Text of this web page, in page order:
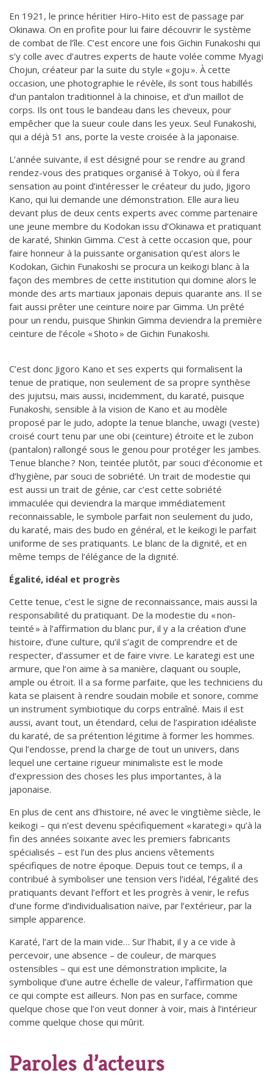
En 1921, le prince héritier Hiro-Hito est de passage par
Okinawa. On en profite pour lui faire découvrir le système
de combat de l’île. C’est encore une fois Gichin Funakoshi qui
s’y colle avec d’autres experts de haute volée comme Myagi
Chojun, créateur par la suite du style « goju ». À cette
occasion, une photographie le révèle, ils sont tous habillés
d’un pantalon traditionnel à la chinoise, et d’un maillot de
corps. Ils ont tous le bandeau dans les cheveux, pour
empêcher que la sueur coule dans les yeux. Seul Funakoshi,
qui a déjà 51 ans, porte la veste croisée à la japonaise.
L’année suivante, il est désigné pour se rendre au grand
rendez-vous des pratiques organisé à Tokyo, où il fera
sensation au point d’intéresser le créateur du judo, Jigoro
Kano, qui lui demande une démonstration. Elle aura lieu
devant plus de deux cents experts avec comme partenaire
une jeune membre du Kodokan issu d’Okinawa et pratiquant
de karaté, Shinkin Gimma. C’est à cette occasion que, pour
faire honneur à la puissante organisation qu’est alors le
Kodokan, Gichin Funakoshi se procura un keikogi blanc à la
façon des membres de cette institution qui domine alors le
monde des arts martiaux japonais depuis quarante ans. Il se
fait aussi prêter une ceinture noire par Gimma. Un prêté
pour un rendu, puisque Shinkin Gimma deviendra la première
ceinture de l’école « Shoto » de Gichin Funakoshi.
C’est donc Jigoro Kano et ses experts qui formalisent la
tenue de pratique, non seulement de sa propre synthèse
des jujutsu, mais aussi, incidemment, du karaté, puisque
Funakoshi, sensible à la vision de Kano et au modèle
proposé par le judo, adopte la tenue blanche, uwagi (veste)
croisé court tenu par une obi (ceinture) étroite et le zubon
(pantalon) rallongé sous le genou pour protéger les jambes.
Tenue blanche ? Non, teintée plutôt, par souci d’économie et
d’hygiène, par souci de sobriété. Un trait de modestie qui
est aussi un trait de génie, car c’est cette sobriété
immaculée qui deviendra la marque immédiatement
reconnaissable, le symbole parfait non seulement du judo,
du karaté, mais des budo en général, et le keikogi le parfait
uniforme de ses pratiquants. Le blanc de la dignité, et en
même temps de l’élégance de la dignité.
Égalité, idéal et progrès
Cette tenue, c’est le signe de reconnaissance, mais aussi la
responsabilité du pratiquant. De la modestie du « non-
teinté » à l’affirmation du blanc pur, il y a la création d’une
histoire, d’une culture, qu’il s’agit de comprendre et de
respecter, d’assumer et de faire vivre. Le karategi est une
armure, que l’on aime à sa manière, claquant ou souple,
ample ou étroit. Il a sa forme parfaite, que les techniciens du
kata se plaisent à rendre soudain mobile et sonore, comme
un instrument symbiotique du corps entraîné. Mais il est
aussi, avant tout, un étendard, celui de l’aspiration idéaliste
du karaté, de sa prétention légitime à former les hommes.
Qui l’endosse, prend la charge de tout un univers, dans
lequel une certaine rigueur minimaliste est le mode
d’expression des choses les plus importantes, à la
japonaise.
En plus de cent ans d’histoire, né avec le vingtième siècle, le
keikogi – qui n’est devenu spécifiquement « karategi » qu’à la
fin des années soixante avec les premiers fabricants
spécialisés – est l’un des plus anciens vêtements
spécifiques de notre époque. Depuis tout ce temps, il a
contribué à symboliser une tension vers l’idéal, l’égalité des
pratiquants devant l’effort et les progrès à venir, le refus
d’une forme d’individualisation naïve, par l’extérieur, par la
simple apparence.
Karaté, l’art de la main vide… Sur l’habit, il y a ce vide à
percevoir, une absence – de couleur, de marques
ostensibles – qui est une démonstration implicite, la
symbolique d’une autre échelle de valeur, l’affirmation que
ce qui compte est ailleurs. Non pas en surface, comme
quelque chose que l’on veut donner à voir, mais à l’intérieur
comme quelque chose qui mûrit.
Paroles d’acteurs